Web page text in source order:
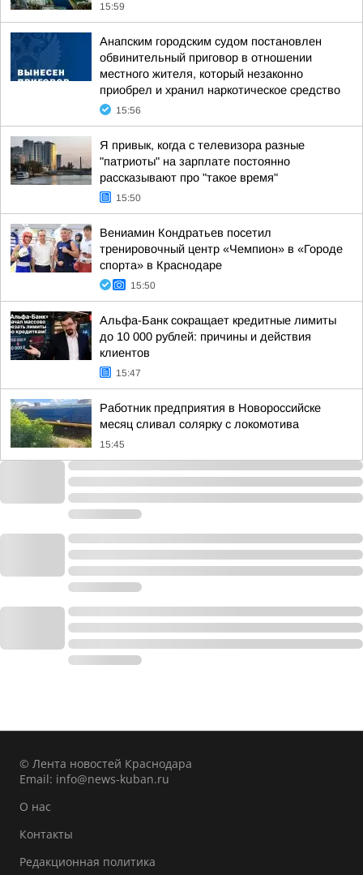
15:59
Анапским городским судом постановлен
обвинительный приговор в отношении
местного жителя, который незаконно
приобрел и хранил наркотическое средство
15:56
Я привык, когда с телевизора разные
"патриоты" на зарплате постоянно
рассказывают про "такое время"
15:50
Вениамин Кондратьев посетил
тренировочный центр «Чемпион» в «Городе
спорта» в Краснодаре
15:50
Альфа-Банк сокращает кредитные лимиты
до 10 000 рублей: причины и действия
клиентов
15:47
Работник предприятия в Новороссийске
месяц сливал солярку с локомотива
15:45
© Лента новостей Краснодара
Email: info@news-kuban.ru
О нас
Контакты
Редакционная политика